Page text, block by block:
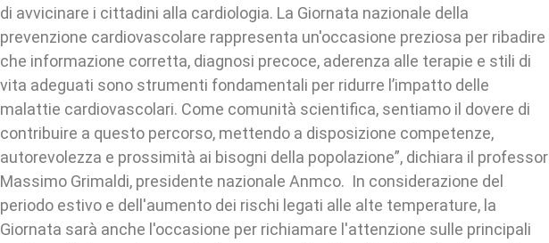
di avvicinare i cittadini alla cardiologia. La Giornata nazionale della
prevenzione cardiovascolare rappresenta un'occasione preziosa per ribadire
che informazione corretta, diagnosi precoce, aderenza alle terapie e stili di
vita adeguati sono strumenti fondamentali per ridurre l’impatto delle
malattie cardiovascolari. Come comunità scientifica, sentiamo il dovere di
contribuire a questo percorso, mettendo a disposizione competenze,
autorevolezza e prossimità ai bisogni della popolazione”, dichiara il professor
Massimo Grimaldi, presidente nazionale Anmco. In considerazione del
periodo estivo e dell'aumento dei rischi legati alle alte temperature, la
Giornata sarà anche l'occasione per richiamare l'attenzione sulle principali